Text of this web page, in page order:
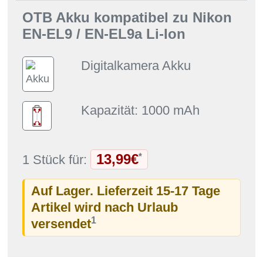
OTB Akku kompatibel zu Nikon
EN-EL9 / EN-EL9a Li-Ion
Digitalkamera Akku
Kapazität: 1000 mAh
1 Stück für: 13,99€*
Auf Lager. Lieferzeit 15-17 Tage
Artikel wird nach Urlaub
versendet1